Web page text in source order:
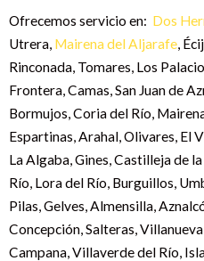
Ofrecemos servicio en: Dos
Utrera, Mairena del Aljarafe,
Rinconada, Tomares, Los
Frontera, Camas, San Juan de
Bormujos, Coria del Río,
Espartinas, Arahal, Olivares, El
La Algaba, Gines, Castilleja de
Río, Lora del Río, Burguillos,
Pilas, Gelves, Almensilla,
Concepción, Salteras,
Campana, Villaverde del Río,